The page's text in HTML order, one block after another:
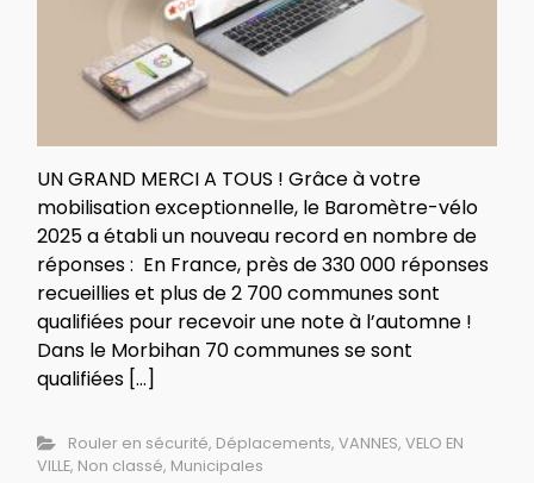
UN GRAND MERCI A TOUS ! Grâce à votre
mobilisation exceptionnelle, le Baromètre-vélo
2025 a établi un nouveau record en nombre de
réponses : En France, près de 330 000 réponses
recueillies et plus de 2 700 communes sont
qualifiées pour recevoir une note à l’automne !
Dans le Morbihan 70 communes se sont
qualifiées […]
Rouler en sécurité, Déplacements, VANNES, VELO EN
VILLE, Non classé, Municipales